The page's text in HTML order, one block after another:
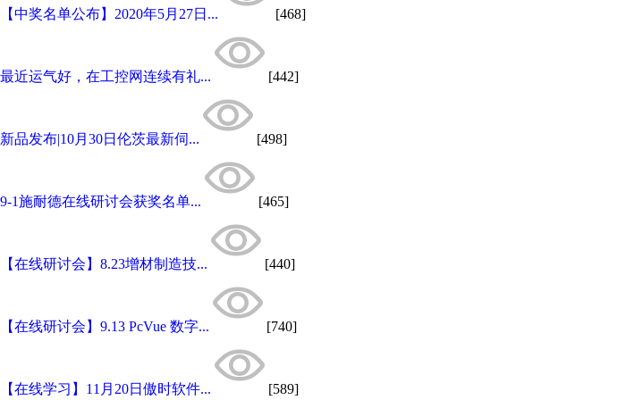
【中奖名单公布】2020年5月27日... [468]
最近运气好，在工控网连续有礼... [442]
新品发布|10月30日伦茨最新伺... [498]
9-1施耐德在线研讨会获奖名单... [465]
【在线研讨会】8.23增材制造技... [440]
【在线研讨会】9.13 PcVue 数字... [740]
【在线学习】11月20日傲时软件... [589]